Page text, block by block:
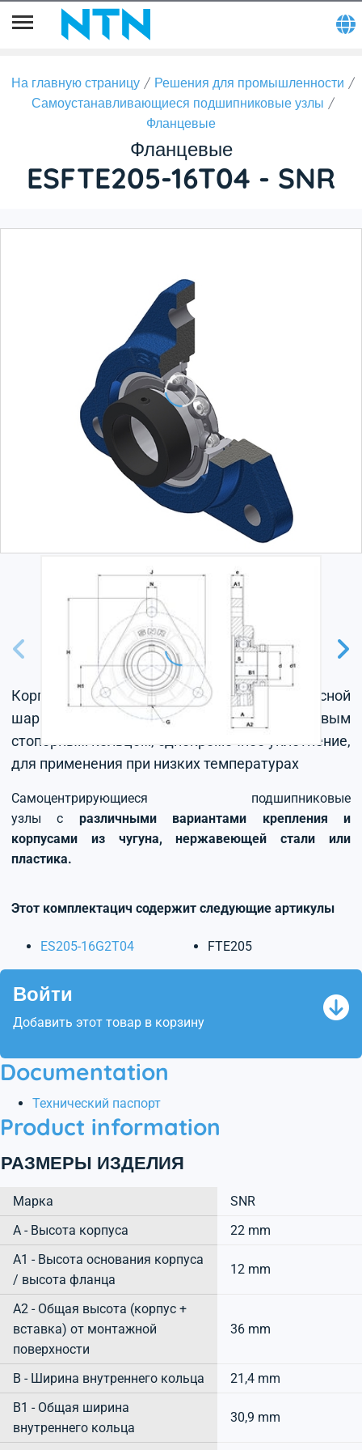
На главную страницу
Решения для промышленности
Самоустанавливающиеся подшипниковые узлы
Фланцевые
Фланцевые
ESFTE205-16T04 - SNR
Корпус из серого чугуна, радиальный корпусной
шарикоподшипник с эксцентриковым
стопорным кольцом, однокромочное уплотнение,
для применения при низких температурах
Самоцентрирующиеся подшипниковые
узлы с различными вариантами крепления и
корпусами из чугуна, нержавеющей стали или
пластика.
Этот комплектацич содержит следующие артикулы
ES205-16G2T04 FTE205
Войти
Добавить этот товар в корзину
Documentation
Технический паспорт
Product information
РАЗМЕРЫ ИЗДЕЛИЯ
Марка
SNR
А - Высота корпуса
22 mm
A1 - Высота основания корпуса
/ высота фланца
12 mm
A2 - Общая высота (корпус +
вставка) от монтажной
поверхности
36 mm
B - Ширина внутреннего кольца
21,4 mm
B1 - Общая ширина
внутреннего кольца
30,9 mm